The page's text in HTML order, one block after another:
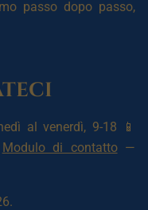
passo dopo passo,
al venerdì, 9-18 📱
Modulo di contatto—